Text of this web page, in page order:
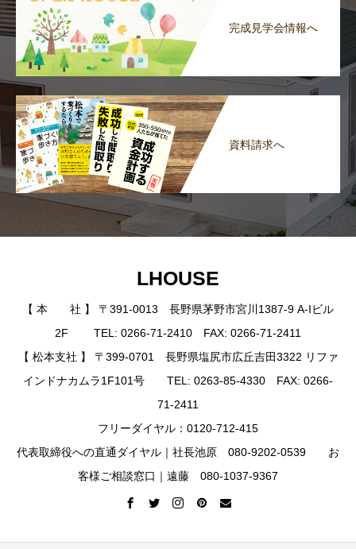
完成見学会情報へ
資料請求へ
LHOUSE
【 本 社 】 〒391-0013 長野県茅野市宮川1387-9 A-Iビル
2F TEL: 0266-71-2410 FAX: 0266-71-2411
【 松本支社 】 〒399-0701 長野県塩尻市広丘吉田3322 リファ
インドナカムラ1F101号 TEL: 0263-85-4330 FAX: 0266-
71-2411
フリーダイヤル：0120-712-415
代表取締役への直通ダイヤル｜社長池原 080-9202-0539 お
客様ご相談窓口｜遠藤 080-1037-9367